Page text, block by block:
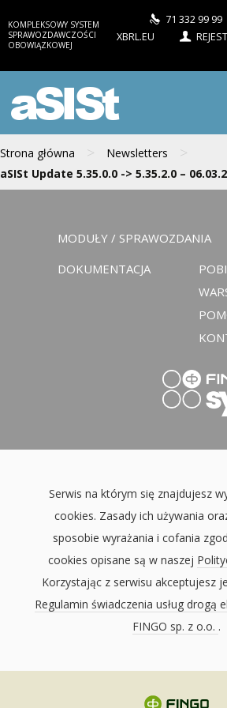
KOMPLEKSOWY SYSTEM
SPRAWOZDAWCZOŚCI
OBOWIĄZKOWEJ
71 332 99 99
XBRL.EU
aSISt
Strona główna > Newsletters >
aSISt Update 5.35.0.0 -> 5.35.2.0 –
MODUŁY / SPRAWOZDANIA
DOKUMENTACJA
Serwis na którym się znajdujesz
cookies. Zasady ich używania
sposobie wyrażania i cofania
cookies opisane są w naszej
Korzystając z serwisu akceptujesz
Regulamin świadczenia usług drogą
FINGO sp. z o.o. .